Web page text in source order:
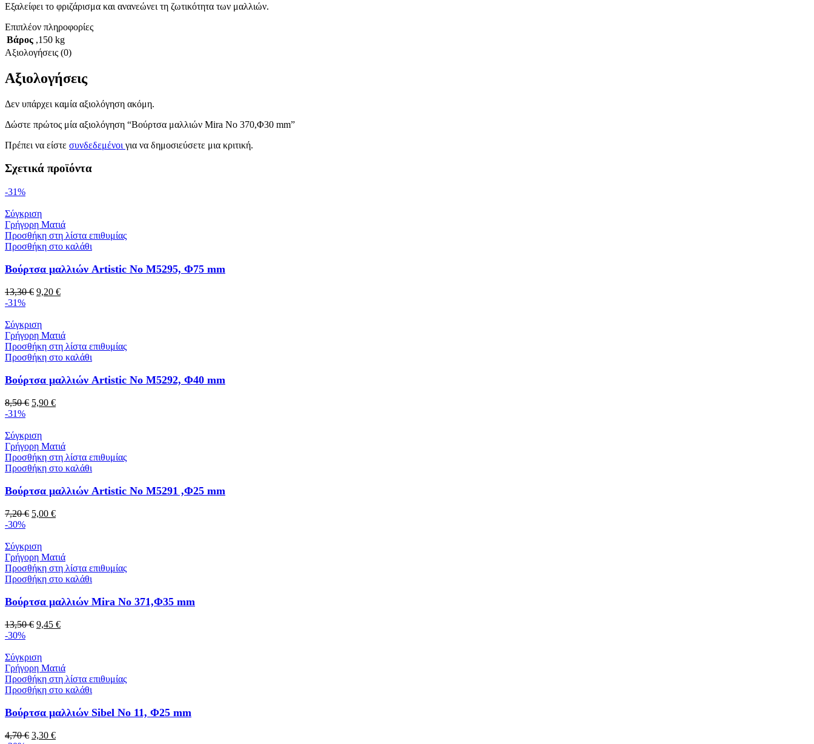
Εξαλείφει το φριζάρισμα και ανανεώνει τη ζωτικότητα των μαλλιών.
Επιπλέον πληροφορίες
Βάρος ,150 kg
Αξιολογήσεις (0)
Αξιολογήσεις
Δεν υπάρχει καμία αξιολόγηση ακόμη.
Δώστε πρώτος μία αξιολόγηση “Βούρτσα μαλλιών Mira No 370,Φ30 mm”
Πρέπει να είστε συνδεδεμένοι για να δημοσιεύσετε μια κριτική.
Σχετικά προϊόντα
-31%
Σύγκριση
Γρήγορη Ματιά
Προσθήκη στη λίστα επιθυμίας
Προσθήκη στο καλάθι
Βούρτσα μαλλιών Artistic No M5295, Φ75 mm
13,30€ 9,20 €
-31%
Σύγκριση
Γρήγορη Ματιά
Προσθήκη στη λίστα επιθυμίας
Προσθήκη στο καλάθι
Βούρτσα μαλλιών Artistic No M5292, Φ40 mm
8,50€ 5,90 €
-31%
Σύγκριση
Γρήγορη Ματιά
Προσθήκη στη λίστα επιθυμίας
Προσθήκη στο καλάθι
Βούρτσα μαλλιών Artistic No M5291 ,Φ25 mm
7,20€ 5,00 €
-30%
Σύγκριση
Γρήγορη Ματιά
Προσθήκη στη λίστα επιθυμίας
Προσθήκη στο καλάθι
Βούρτσα μαλλιών Mira No 371,Φ35 mm
13,50€ 9,45 €
-30%
Σύγκριση
Γρήγορη Ματιά
Προσθήκη στη λίστα επιθυμίας
Προσθήκη στο καλάθι
Βούρτσα μαλλιών Sibel No 11, Φ25 mm
4,70€ 3,30 €